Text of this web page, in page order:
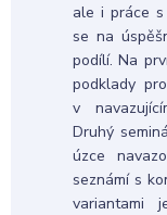
ale i práce s
se na
podílí. Na
podklady
v
Druhý
úzce
seznámí s
variantami